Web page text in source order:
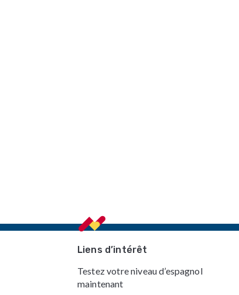
Liens d’intérêt
Testez votre niveau d’espagnol
maintenant